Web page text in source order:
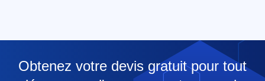
Obtenez votre devis gratuit pour tout